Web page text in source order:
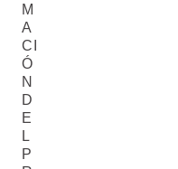
M
A
CI
Ó
N
D
E
L
P